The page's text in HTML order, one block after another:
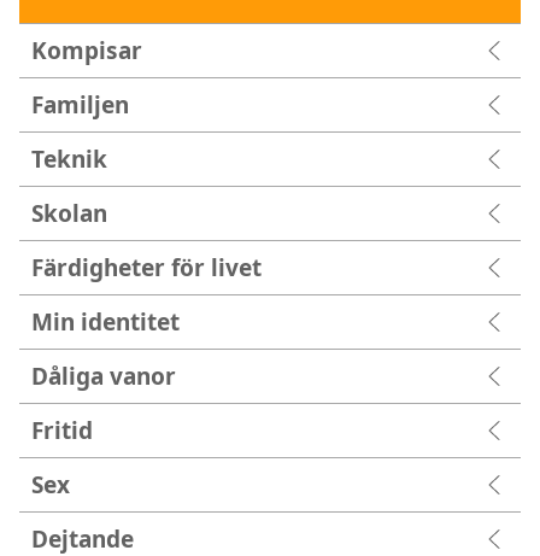
Kompisar
Familjen
Teknik
Skolan
Färdigheter för livet
Min identitet
Dåliga vanor
Fritid
Sex
Dejtande